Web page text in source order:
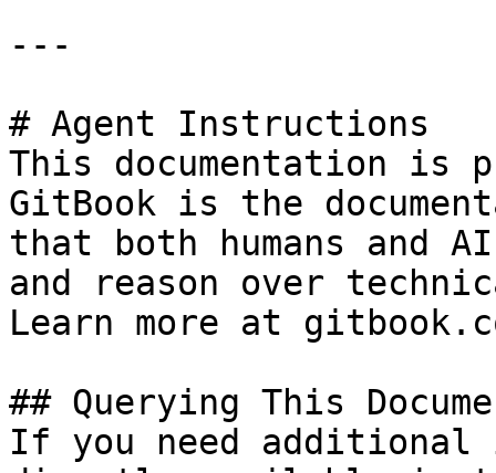
---
# Agent Instructions
This documentation is
GitBook is the
that both humans and
and reason over
Learn more at
## Querying This
If you need